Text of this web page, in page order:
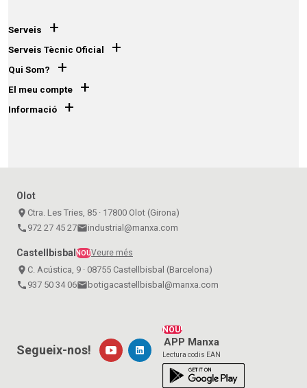
Serveis +
Serveis Tècnic Oficial +
Qui Som? +
El meu compte +
Informació +
Olot
place Ctra. Les Tries, 85 · 17800 Olot (Girona)
call 972 27 45 27emailindustrial@manxa.com
CastellbisbalNOUVeure més
place C. Acústica, 9 · 08755 Castellbisbal (Barcelona)
call 937 50 34 06emailbotigacastellbisbal@manxa.com
NOU!
APP Manxa
Lectura codis EAN
Segueix-nos!